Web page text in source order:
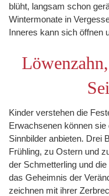
blüht, langsam schon
Wintermonate in
Inneres kann sich öffnen
Kinder verstehen die
Erwachsenen können
Sinnbilder anbieten. Drei
Frühling, zu Ostern und
der Schmetterling und
das Geheimnis der
zeichnen mit ihrer